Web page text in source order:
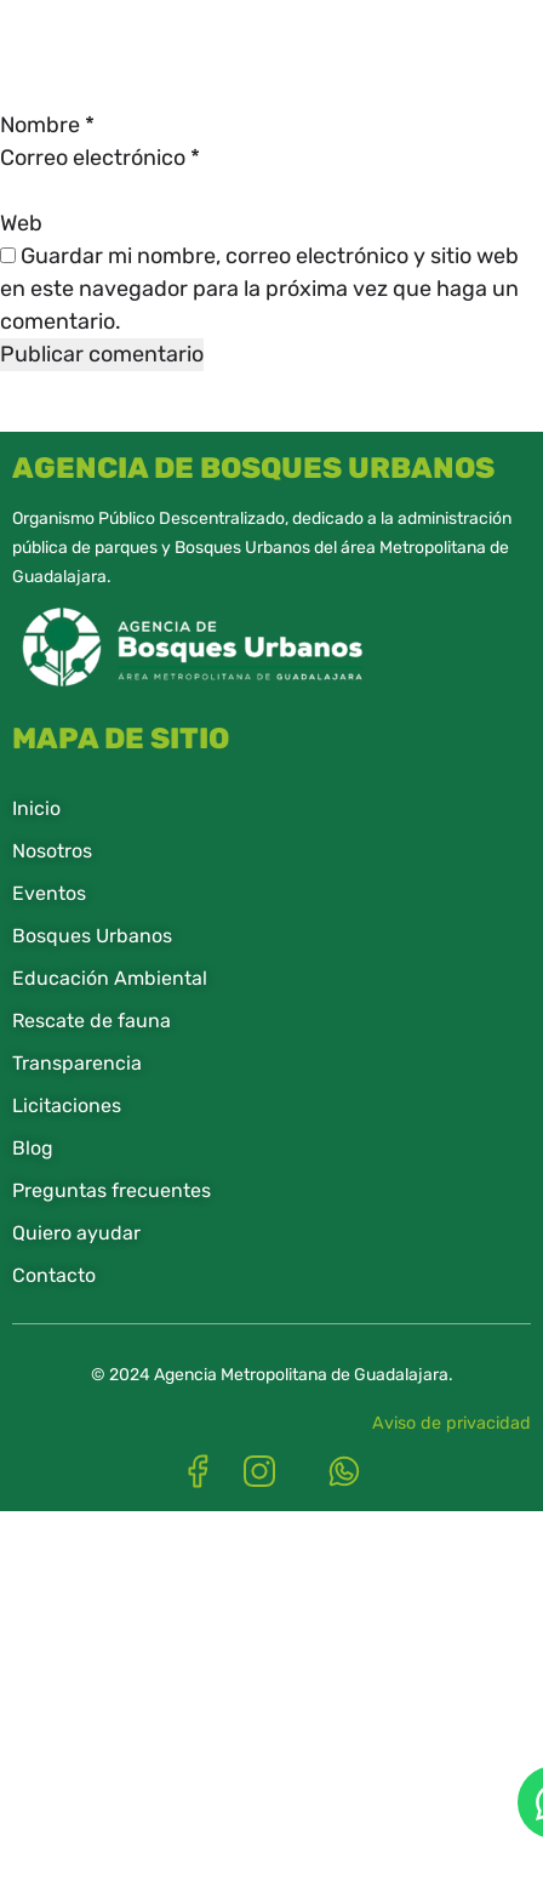
Nombre *
Correo electrónico *
Web
Guardar mi nombre, correo electrónico y sitio web
en este navegador para la próxima vez que haga un
comentario.
AGENCIA DE BOSQUES URBANOS
Organismo Público Descentralizado, dedicado a la administración
pública de parques y Bosques Urbanos del área Metropolitana de
Guadalajara.
MAPA DE SITIO
Inicio
Nosotros
Eventos
Bosques Urbanos
Educación Ambiental
Rescate de fauna​
Transparencia
Licitaciones
Blog
Preguntas frecuentes
Quiero ayudar
Contacto
© 2024 Agencia Metropolitana de Guadalajara.
Aviso de privacidad